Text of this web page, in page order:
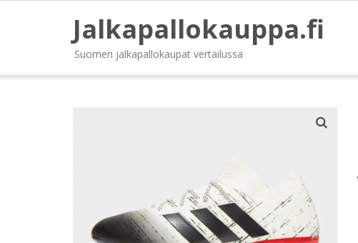
Jalkapallokauppa.fi
Suomen jalkapallokaupat vertailussa